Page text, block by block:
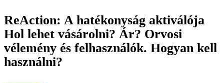
ReAction: A hatékonyság aktiválója
Hol lehet vásárolni? Ár? Orvosi
vélemény és felhasználók. Hogyan kell
használni?